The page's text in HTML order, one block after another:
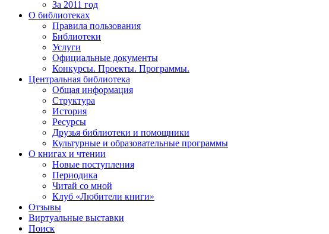
За 2011 год
О библиотеках
Правила пользования
Библиотеки
Услуги
Официальные документы
Конкурсы. Проекты. Программы.
Центральная библиотека
Общая информация
Структура
История
Ресурсы
Друзья библиотеки и помощники
Культурные и образовательные программы
О книгах и чтении
Новые поступления
Периодика
Читай со мной
Клуб «Любители книги»
Отзывы
Виртуальные выставки
Поиск